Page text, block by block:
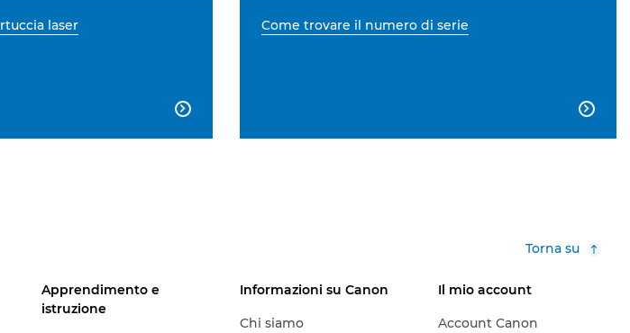
laser

Come trovare il numero di serie

Torna su
Apprendimento e
istruzione
Informazioni su Canon
Chi siamo
Il mio account
Account Canon